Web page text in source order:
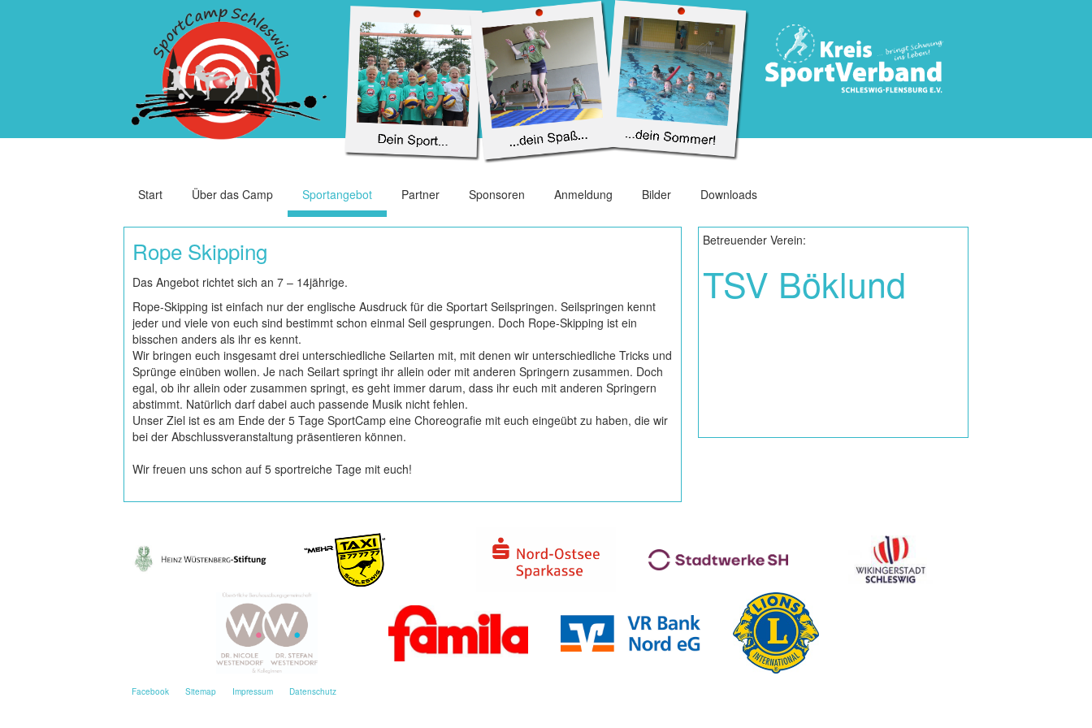
Start Über das Camp Sportangebot Partner Sponsoren Anmeldung Bilder Downloads
Rope Skipping
Das Angebot richtet sich an 7 – 14jährige.
Rope-Skipping ist einfach nur der englische Ausdruck für die Sportart Seilspringen. Seilspringen kennt
jeder und viele von euch sind bestimmt schon einmal Seil gesprungen. Doch Rope-Skipping ist ein
bisschen anders als ihr es kennt.
Wir bringen euch insgesamt drei unterschiedliche Seilarten mit, mit denen wir unterschiedliche Tricks und
Sprünge einüben wollen. Je nach Seilart springt ihr allein oder mit anderen Springern zusammen. Doch
egal, ob ihr allein oder zusammen springt, es geht immer darum, dass ihr euch mit anderen Springern
abstimmt. Natürlich darf dabei auch passende Musik nicht fehlen.
Unser Ziel ist es am Ende der 5 Tage SportCamp eine Choreografie mit euch eingeübt zu haben, die wir
bei der Abschlussveranstaltung präsentieren können.
Wir freuen uns schon auf 5 sportreiche Tage mit euch!
Betreuender Verein:
TSV Böklund
Facebook Sitemap Impressum Datenschutz